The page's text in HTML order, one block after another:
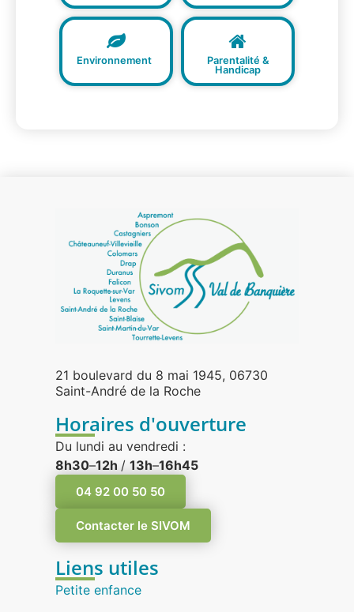
Environnement
Parentalité &
Handicap
21 boulevard du 8 mai 1945, 06730
Saint-André de la Roche
Horaires d'ouverture
Du lundi au vendredi :
8h30–12h / 13h–16h45
04 92 00 50 50
Contacter le SIVOM
Liens utiles
Petite enfance